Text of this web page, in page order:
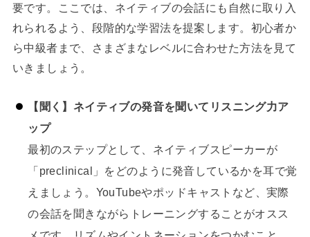
要です。ここでは、ネイティブの会話にも自然に取り入
れられるよう、段階的な学習法を提案します。初心者か
ら中級者まで、さまざまなレベルに合わせた方法を見て
いきましょう。
【聞く】ネイティブの発音を聞いてリスニング力ア
ップ
最初のステップとして、ネイティブスピーカーが
「preclinical」をどのように発音しているかを耳で覚
えましょう。YouTubeやポッドキャストなど、実際
の会話を聞きながらトレーニングすることがオスス